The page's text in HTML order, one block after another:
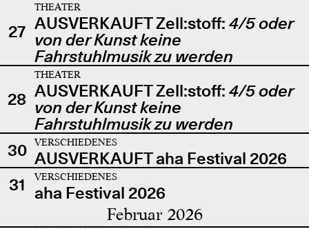
27
THEATER
AUSVERKAUFT Zell:stoff: 4/5 oder
von der Kunst keine
Fahrstuhlmusik zu werden
28
THEATER
AUSVERKAUFT Zell:stoff: 4/5 oder
von der Kunst keine
Fahrstuhlmusik zu werden
30
VERSCHIEDENES
AUSVERKAUFT aha Festival 2026
31
VERSCHIEDENES
aha Festival 2026
Februar 2026